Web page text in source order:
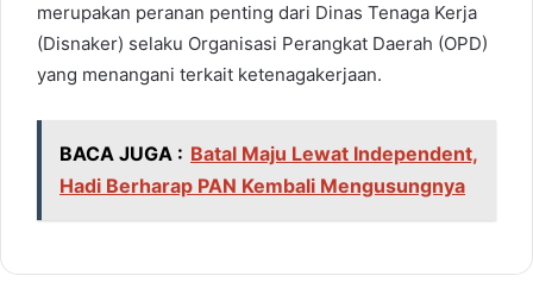
merupakan peranan penting dari Dinas Tenaga Kerja
(Disnaker) selaku Organisasi Perangkat Daerah (OPD)
yang menangani terkait ketenagakerjaan.
BACA JUGA : Batal Maju Lewat Independent,
Hadi Berharap PAN Kembali Mengusungnya